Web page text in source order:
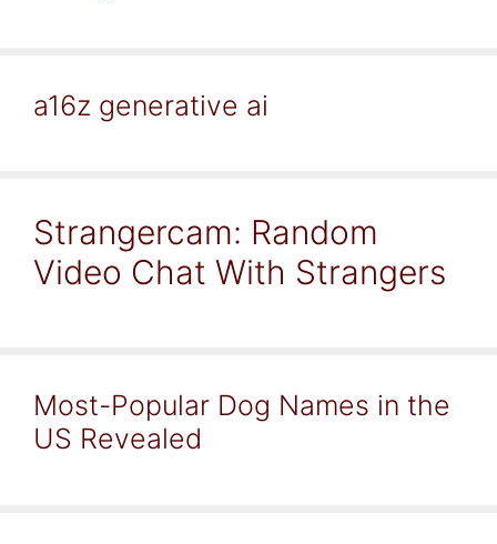
a16z generative ai
Strangercam: Random
Video Chat With Strangers
Most-Popular Dog Names in the
US Revealed